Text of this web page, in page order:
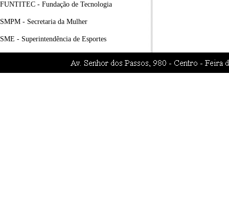
FUNTITEC - Fundação de Tecnologia
SMPM - Secretaria da Mulher
SME - Superintendência de Esportes